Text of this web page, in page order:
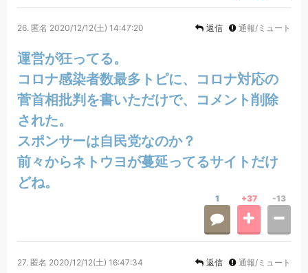
26. 匿名 2020/12/12(土) 14:47:20 返信 通報/ミュート
運営が狂ってる。
コロナ感染者数最多トピに、コロナ対応の
菅首相批判を書いただけで、コメント削除
された。
スポンサーは自民党なのか？
前々からネトウヨが蔓延ってるサイトだけ
どね。
1 +37 -13
27. 匿名 2020/12/12(土) 16:47:34 返信 通報/ミュート